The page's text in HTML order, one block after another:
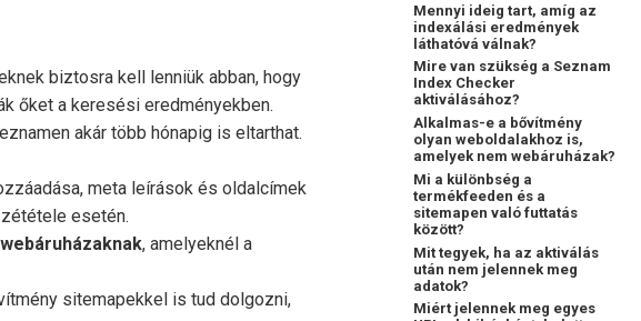
biztosra kell lenniük abban, hogy
őket a keresési eredményekben.
akár több hónapig is eltarthat.
meta leírások és oldalcímek
esetén.
, amelyeknél a
sitemapekkel is tud dolgozni,
Mennyi ideig tart, amíg az
indexálási eredmények
láthatóvá válnak?
Mire van szükség a Seznam
Index Checker
aktiválásához?
Alkalmas-e a bővítmény
olyan weboldalakhoz is,
amelyek nem webáruházak?
Mi a különbség a
termékfeeden és a
sitemapen való futtatás
között?
Mit tegyek, ha az aktiválás
után nem jelennek meg
adatok?
Miért jelennek meg egyes